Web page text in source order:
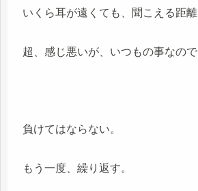
いくら耳が遠くても、聞こえる距離
超、感じ悪いが、いつもの事なので
負けてはならない。
もう一度、繰り返す。